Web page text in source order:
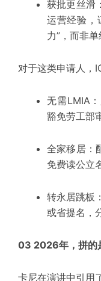
获批更丝滑
运营经验，
力”，而非单
对于这类申请人，
无需LMIA：
豁免劳工部
全家移居：
免费读公立
转永居跳板：
或省提名，
03 2026年，拼的
卡尼在演讲中引用